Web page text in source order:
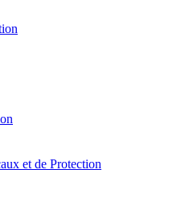
et de Protection